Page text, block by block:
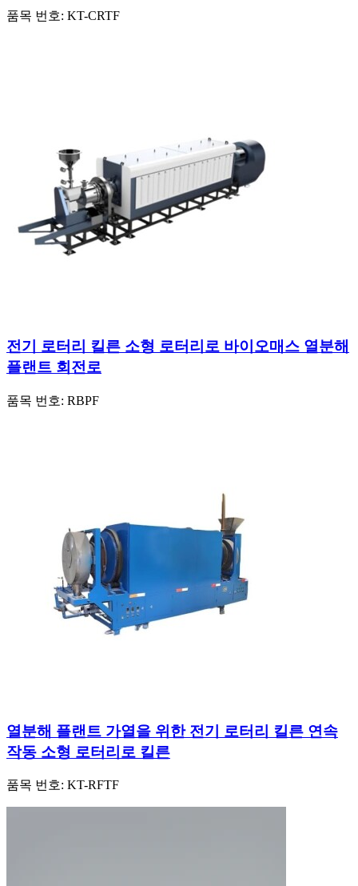
품목 번호: KT-CRTF
전기 로터리 킬른 소형 로터리로 바이오매스 열분해
플랜트 회전로
품목 번호: RBPF
열분해 플랜트 가열을 위한 전기 로터리 킬른 연속
작동 소형 로터리로 킬른
품목 번호: KT-RFTF